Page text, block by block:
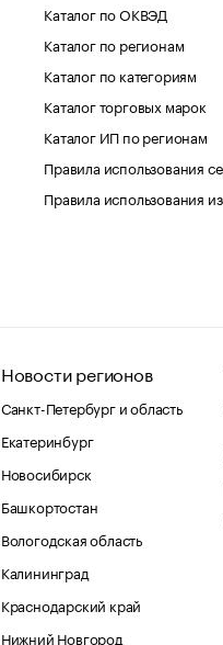
Каталог по ОКВЭД
Каталог по регионам
Каталог по категориям
Каталог торговых марок
Каталог ИП по регионам
Правила использования
Правила использования
Новости регионов
Санкт-Петербург и область
Екатеринбург
Новосибирск
Башкортостан
Вологодская область
Калининград
Краснодарский край
Нижний Новгород